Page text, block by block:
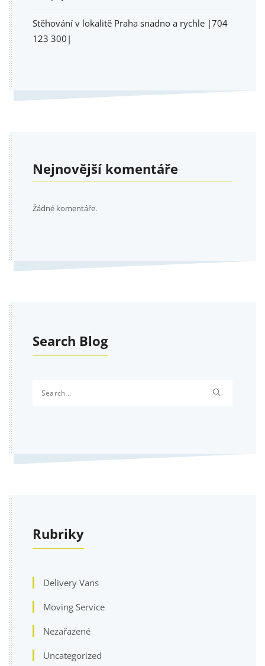
Stěhování v lokalitě Praha snadno a rychle |704
123 300|
Nejnovější komentáře
Žádné komentáře.
Search Blog
Rubriky
Delivery Vans
Moving Service
Nezařazené
Uncategorized